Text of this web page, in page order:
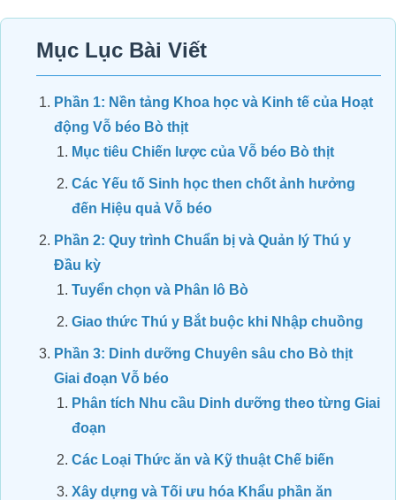
Mục Lục Bài Viết
Phần 1: Nền tảng Khoa học và Kinh tế của Hoạt
động Vỗ béo Bò thịt
Mục tiêu Chiến lược của Vỗ béo Bò thịt
Các Yếu tố Sinh học then chốt ảnh hưởng
đến Hiệu quả Vỗ béo
Phần 2: Quy trình Chuẩn bị và Quản lý Thú y
Đầu kỳ
Tuyển chọn và Phân lô Bò
Giao thức Thú y Bắt buộc khi Nhập chuồng
Phần 3: Dinh dưỡng Chuyên sâu cho Bò thịt
Giai đoạn Vỗ béo
Phân tích Nhu cầu Dinh dưỡng theo từng Giai
đoạn
Các Loại Thức ăn và Kỹ thuật Chế biến
Xây dựng và Tối ưu hóa Khẩu phần ăn